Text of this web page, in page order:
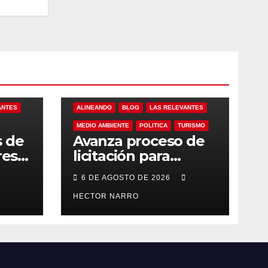
de
ALINEANDO BLOG LAS RELEVANTES
MEDIO AMBIENTE POLITICA TURISMO
Avanza proceso de
licitación para
adquisición de
maquinaria del Plan
de Regeneración
del Estero Josefino
6 DE AGOSTO DE 2026
HECTOR NARRO